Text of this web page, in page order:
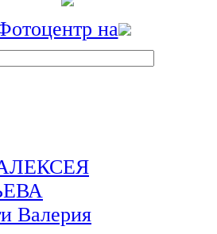
на
Валерия